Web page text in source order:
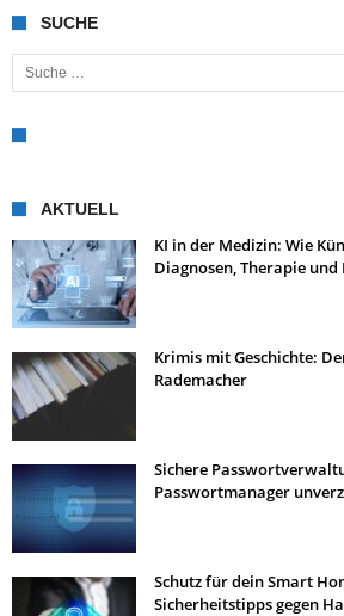
SUCHE
Suche nach:
AKTUELL
KI in der Medizin: Wie
Diagnosen, Therapie
Krimis mit Geschichte:
Rademacher
Sichere
Passwortmanager
Schutz für dein Smart
Sicherheitstipps gegen